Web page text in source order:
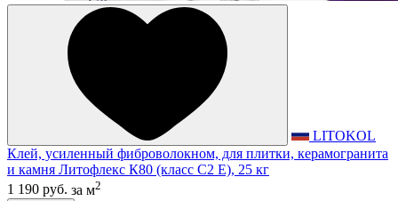
LITOKOL
Клей, усиленный фиброволокном, для плитки, керамогранита
и камня Литофлекс К80 (класс С2 E), 25 кг
1 190 руб. за м2